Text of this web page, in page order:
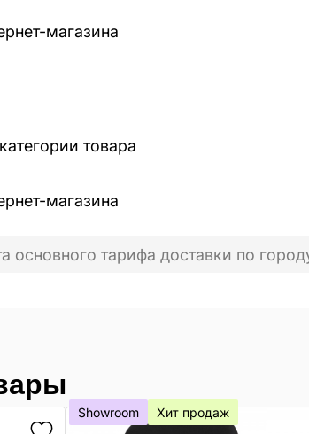
магазина
товара
магазина
основного тарифа доставки по
Showroom Хит продаж